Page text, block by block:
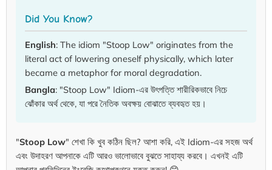
Did You Know?
English: The idiom "Stoop Low" originates from the
literal act of lowering oneself physically, which later
became a metaphor for moral degradation.
Bangla: "Stoop Low" Idiom-এর উৎপত্তি শারীরিকভাবে নিচে
ঝোঁকার অর্থ থেকে, যা পরে নৈতিক অবক্ষয় বোঝাতে ব্যবহৃত হয়।
"Stoop Low" শেখা কি খুব কঠিন ছিল? আশা করি, এই Idiom-এর সহজ অর্থ
এবং উদাহরণ আপনাকে এটি আরও ভালোভাবে বুঝতে সাহায্য করবে। এখনই এটি